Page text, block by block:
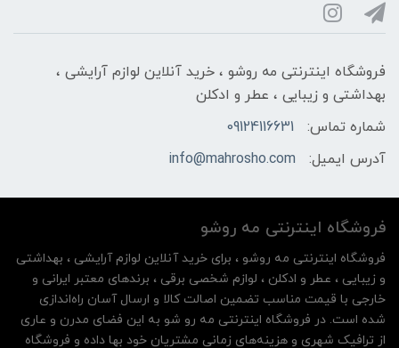
فروشگاه اینترنتی مه‌ رو‌شو ، خرید آنلاین لوازم آرایشی ،
بهداشتی و زیبایی ، عطر و ادکلن
شماره تماس:
09124116631
آدرس ایمیل:
info@mahrosho.com
فروشگاه اینترنتی مه‌ رو‌شو
فروشگاه اینترنتی مه‌ رو‌شو ، برای خرید آنلاین لوازم آرایشی ، بهداشتی
و زیبایی ، عطر و ادکلن ، لوازم شخصی برقی ، برندهای معتبر ایرانی و
خارجی با قیمت مناسب تضمین اصالت کالا و ارسال آسان راه‌اندازی
شده است. در فروشگاه اینترنتی مه رو شو به این فضای مدرن و عاری
از ترافیک شهری و هزینه‌های زمانی مشتریان خود بها داده و فروشگاه